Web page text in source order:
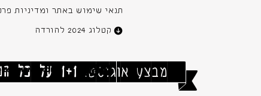
[ מבצע אוגוסט:1+1 על כל המשקלים
תנאי שימוש באתר ומדיניות
קטלוג 2024 להורדה
Shana Koppel